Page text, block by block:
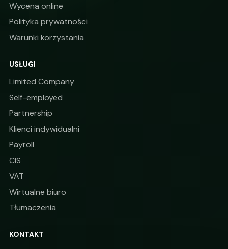
Wycena online
Polityka prywatności
Warunki korzystania
USŁUGI
Limited Company
Self-employed
Partnership
Klienci indywidualni
Payroll
CIS
VAT
Wirtualne biuro
Tłumaczenia
KONTAKT